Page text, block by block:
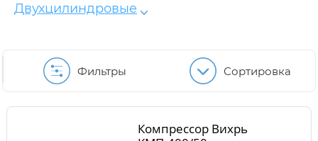
Двухцилиндровые
Фильтры Сортировка
Компрессор Вихрь